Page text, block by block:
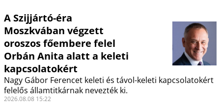
A Szijjártó-éra
Moszkvában végzett
oroszos főembere felel
Orbán Anita alatt a keleti
kapcsolatokért
Nagy Gábor Ferencet keleti és távol-keleti kapcsolatokért
felelős államtitkárnak nevezték ki.
2026.08.08 15:22